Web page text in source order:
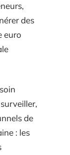
des
euro
de
: les